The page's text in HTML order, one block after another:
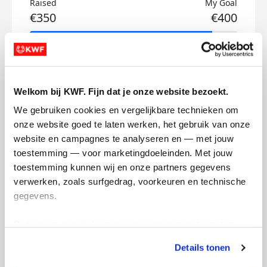
Welkom bij KWF. Fijn dat je onze website bezoekt.
We gebruiken cookies en vergelijkbare technieken om
onze website goed te laten werken, het gebruik van onze
website en campagnes te analyseren en — met jouw
toestemming — voor marketingdoeleinden. Met jouw
toestemming kunnen wij en onze partners gegevens
verwerken, zoals surfgedrag, voorkeuren en technische
gegevens.
tonen. Je kunt je toestemming op elk moment wijzigen of
Details tonen
Raised
€350
My Goal
€400
Donate
My updates
Nog 14 weken!
dinsdag 27 februari 2024
namelijk zo fit mogelijk zijn voor Mud